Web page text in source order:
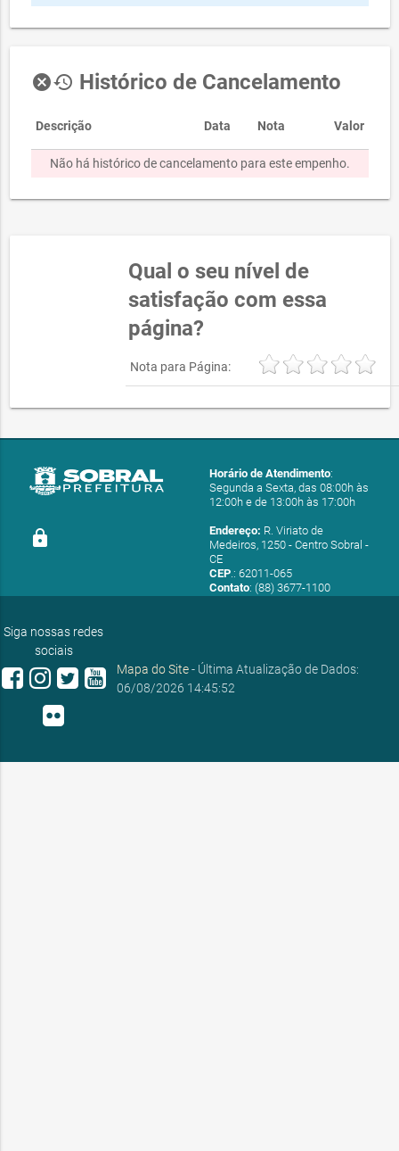
cancelhistory Histórico de Cancelamento
Descrição Data Nota Valor
Não há histórico de cancelamento para este empenho.
Qual o seu nível de
satisfação com essa
página?
Nota para Página:
lock
Horário de Atendimento:
Segunda a Sexta, das 08:00h às
12:00h e de 13:00h às 17:00h
Endereço: R. Viriato de
Medeiros, 1250 - Centro Sobral -
CE
CEP.: 62011-065
Contato: (88) 3677-1100
Siga nossas redes
sociais
Mapa do Site- Última Atualização de Dados:
06/08/2026 14:45:52